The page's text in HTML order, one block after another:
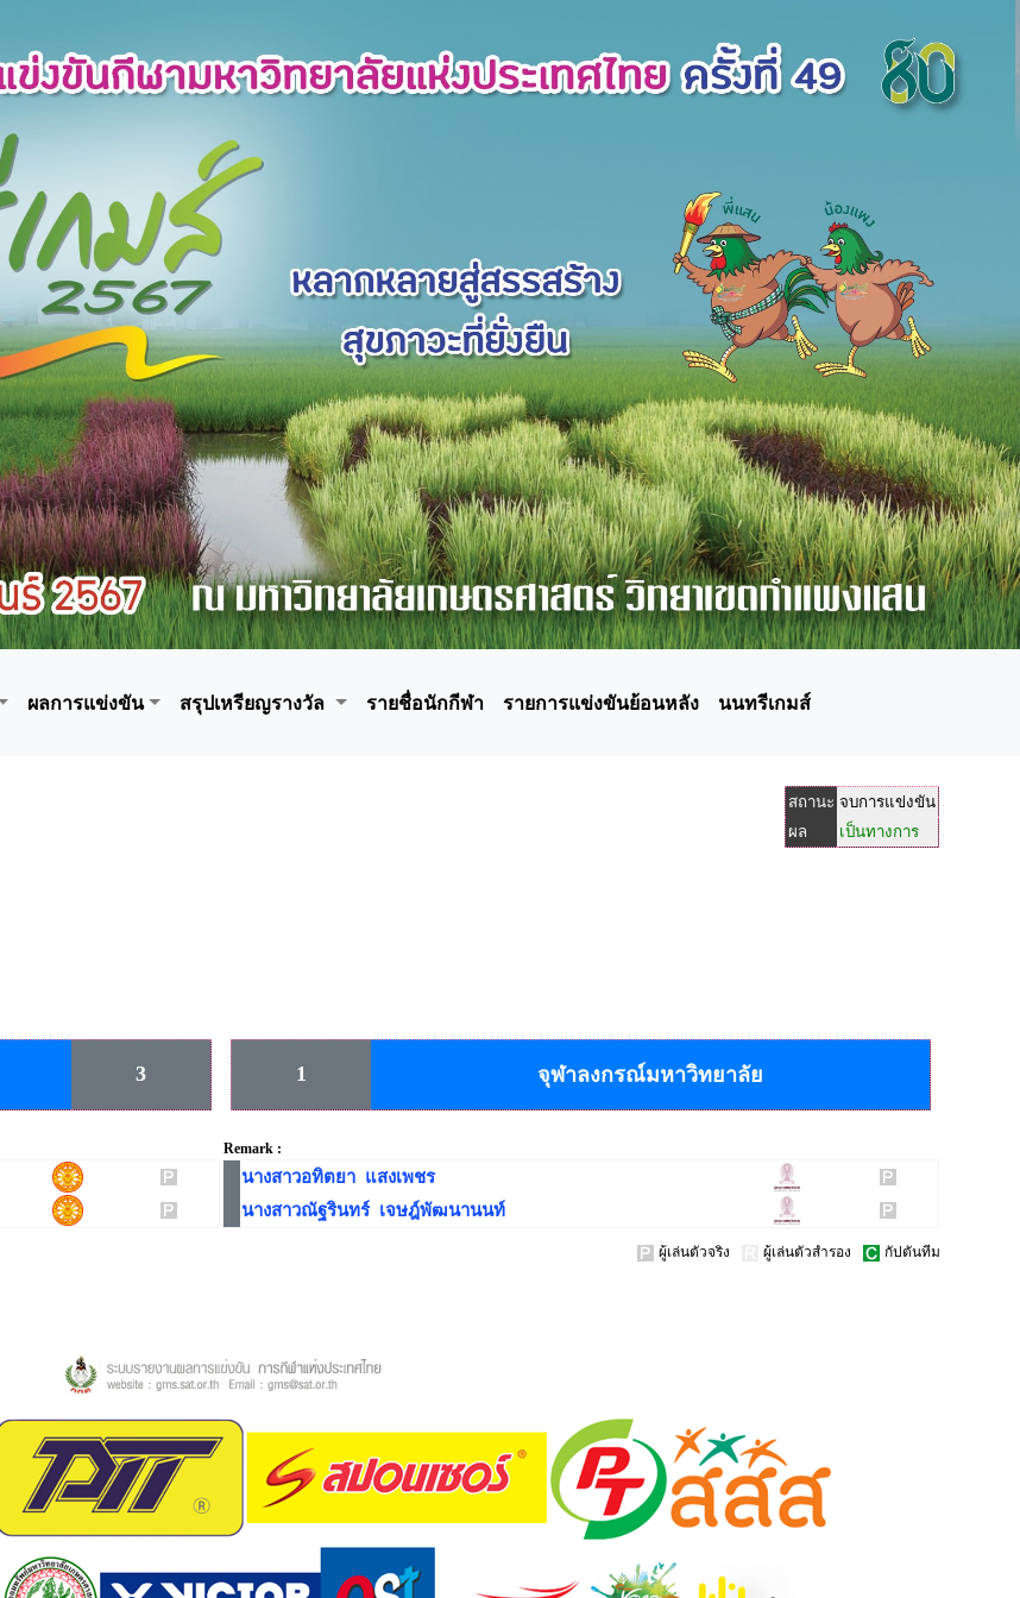
ผลการแข่งขัน สรุปเหรียญรางวัล รายชื่อนักกีฬา รายการแข่งขันย้อนหลัง นนทรีเกมส์
สถานะ จบการแข่งขัน
ผล
เป็นทางการ
3 1 จุฬาลงกรณ์มหาวิทยาลัย
Remark :
นางสาวอทิตยา แสงเพชร
นางสาวณัฐรินทร์ เจษฎ์พัฒนานนท์
ผู้เล่นตัวจริง ผู้เล่นตัวสำรอง กัปตันทีม